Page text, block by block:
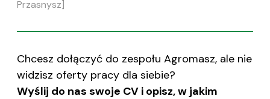
Przasnysz]
Chcesz dołączyć do zespołu Agromasz, ale nie
widzisz oferty pracy dla siebie?
Wyślij do nas swoje CV i opisz, w jakim